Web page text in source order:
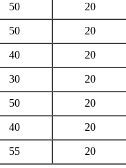
50 20
50 20
40 20
30 20
50 20
40 20
55 20